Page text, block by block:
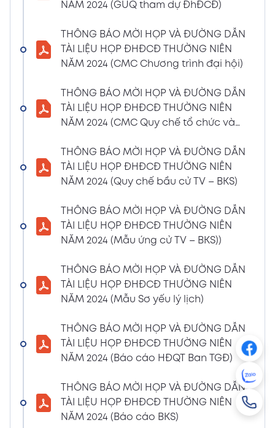
30/01/2024
BÁO CÁO TÌNH HÌNH QUẢN TRỊ NĂM 2023
17/01/2024
Nghị quyết HĐQT số 02 về việc CMC thông
qua việc chốt ngày đăng ký cuối cùng để
thực hiện quyền nhận lãi Trái Phiếu
Xem PDF
NGHỊ QUYẾT SỐ 01/2024/NQ-HĐQT VỀ VIỆC
GÓP VỐN THÀNH LẬP CÔNG TY TNHH ĐẦU
08/01/2024
4:38 PM
CHỨNG NHẬN ĐĂNG KÝ HOẠT ĐỘNG CHI
NHÁNH MÃ SỐ 2600106523-002
Xem PDF
04/01/2024
CBTT VỀ QUYẾT ĐỊNH MIỄN NHIỆM PTGĐ
04/01/2024
CBTT VỀ QUYẾT ĐỊNH BỔ NHIỆM PTGĐ KHỐI
HỖ TRỢ
Xem PDF
18/12/2023
4:48 PM
NĂM 2024 (GUQ tham dự ĐhĐCĐ)
THÔNG BÁO MỜI HỌP VÀ ĐƯỜNG DẪN
TÀI LIỆU HỌP ĐHĐCĐ THƯỜNG NIÊN
NĂM 2024 (CMC Chương trình đại hội)
THÔNG BÁO MỜI HỌP VÀ ĐƯỜNG DẪN
TÀI LIỆU HỌP ĐHĐCĐ THƯỜNG NIÊN
NĂM 2024 (CMC Quy chế tổ chức và
THÔNG BÁO MỜI HỌP VÀ ĐƯỜNG DẪN
TÀI LIỆU HỌP ĐHĐCĐ THƯỜNG NIÊN
NĂM 2024 (Quy chế bầu cử TV – BKS)
THÔNG BÁO MỜI HỌP VÀ ĐƯỜNG DẪN
TÀI LIỆU HỌP ĐHĐCĐ THƯỜNG NIÊN
NĂM 2024 (Mẫu ứng cử TV – BKS))
THÔNG BÁO MỜI HỌP VÀ ĐƯỜNG DẪN
TÀI LIỆU HỌP ĐHĐCĐ THƯỜNG NIÊN
NĂM 2024 (Mẫu Sơ yếu lý lịch)
THÔNG BÁO MỜI HỌP VÀ ĐƯỜNG DẪN
TÀI LIỆU HỌP ĐHĐCĐ THƯỜNG NIÊN
NĂM 2024 (Báo cáo HĐQT Ban TGĐ)
THÔNG BÁO MỜI HỌP VÀ ĐƯỜNG DẪN
TÀI LIỆU HỌP ĐHĐCĐ THƯỜNG NIÊN
NĂM 2024 (Báo cáo BKS)